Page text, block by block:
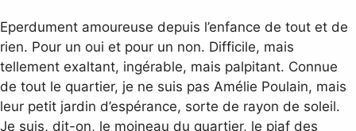
Eperdument amoureuse depuis l’enfance de tout et de
rien. Pour un oui et pour un non. Difficile, mais
tellement exaltant, ingérable, mais palpitant. Connue
de tout le quartier, je ne suis pas Amélie Poulain, mais
leur petit jardin d’espérance, sorte de rayon de soleil.
Je suis, dit-on, le moineau du quartier, le piaf des